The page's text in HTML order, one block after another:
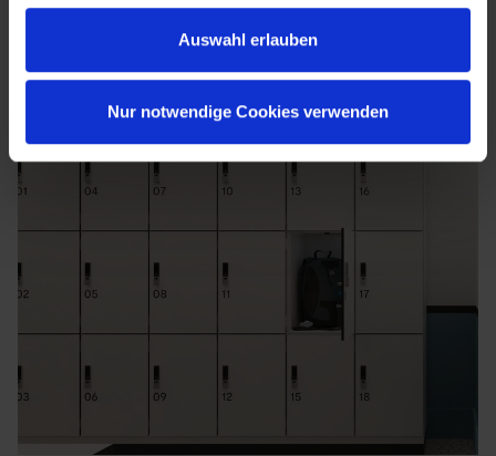
Auswahl erlauben
Nur notwendige Cookies verwenden